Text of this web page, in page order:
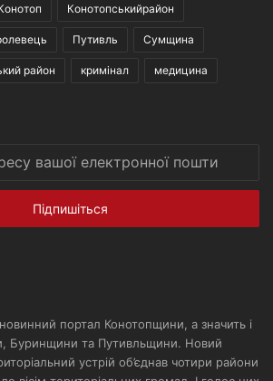
Конотопськийрайон
Путивль Сумщина
район кримінал медицина
портал Конотопщини, а значить і
Буринщини та Путивльщини. Новий
устрій об’єднав чотири райони